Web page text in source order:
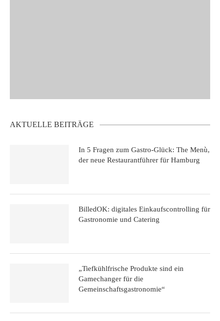
AKTUELLE BEITRÄGE
In 5 Fragen zum Gastro-Glück: The Menù,
der neue Restaurantführer für Hamburg
BilledOK: digitales Einkaufscontrolling für
Gastronomie und Catering
„Tiefkühlfrische Produkte sind ein
Gamechanger für die
Gemeinschaftsgastronomie“